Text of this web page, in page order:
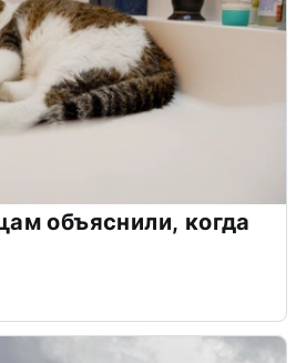
объяснили, когда